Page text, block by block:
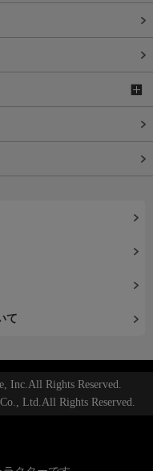
て
Inc.All Rights Reserved.
Ltd.All Rights Reserved.